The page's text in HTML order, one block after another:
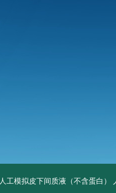
人工模拟皮下间质液（不含蛋白）